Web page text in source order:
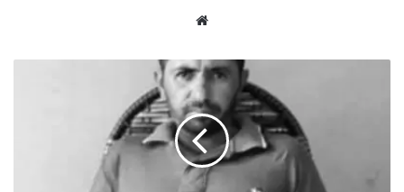
A ONU reconhece o direito à água potável e limpa e ao
o pleno gozo da vida e de todos os direitos humanos e que
o Fundo das Nações Unidas para a Infância (Unicef) e a
Organização Mundial da Saúde (OMS) estimam que 1,5
milhão de crianças entre 0 e 5 anos morrem todos os anos
em decorrência da diarreia, uma das doenças causadas
pela falta de saneamento básico.
b
s
i
t
e